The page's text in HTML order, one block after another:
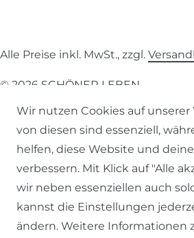
Alle Preise inkl. MwSt., zzgl.
© 2026 SCHÖNER LEBEN.
Impressum
Wir nutzen Cookies auf unserer
von diesen sind essenziell,
helfen, diese Website und
verbessern. Mit Klick auf "Alle
wir neben essenziellen auch
kannst die Einstellungen
ändern. Weitere Informationen